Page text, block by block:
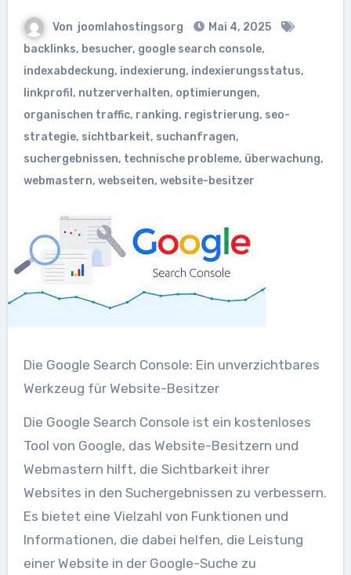
Von joomlahostingsorg
Mai 4, 2025
backlinks, besucher, google search console,
indexabdeckung, indexierung, indexierungsstatus,
linkprofil , nutzerverhalten, optimierungen,
organischen traffic, ranking, registrierung, seo-
strategie, sichtbarkeit, suchanfragen,
suchergebnissen, technische probleme, überwachung,
webmastern, webseiten, website-besitzer
Die Google Search Console: Ein unverzichtbares
Werkzeug für Website-Besitzer
Die Google Search Console ist ein kostenloses
Tool von Google, das Website-Besitzern und
Webmastern hilft, die Sichtbarkeit ihrer
Websites in den Suchergebnissen zu verbessern.
Es bietet eine Vielzahl von Funktionen und
Informationen, die dabei helfen, die Leistung
einer Website in der Google-Suche zu